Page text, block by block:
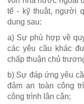
tế - kỹ thuật, người
dung sau:
a) Sự phù hợp về
các yêu cầu khác
chấp thuận chủ
b) Sự đáp ứng yêu
đảm an toàn công
công trình lân cận;